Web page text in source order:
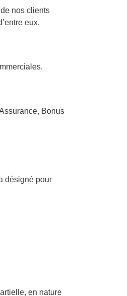
nos clients
eux.
Bonus
désigné pour
en nature